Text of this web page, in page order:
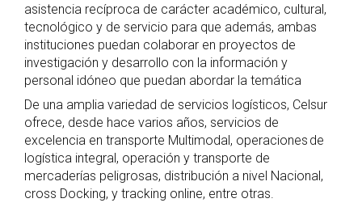
asistencia recíproca de carácter académico, cultural,
tecnológico y de servicio para que además, ambas
instituciones puedan colaborar en proyectos de
investigación y desarrollo con la información y
personal idóneo que puedan abordar la temática
De una amplia variedad de servicios logísticos, Celsur
ofrece, desde hace varios años, servicios de
excelencia en transporte Multimodal, operaciones de
logística integral, operación y transporte de
mercaderías peligrosas, distribución a nivel Nacional,
cross Docking, y tracking online, entre otras.